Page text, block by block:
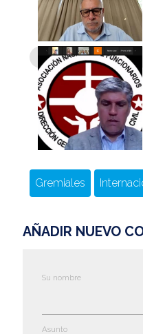
Gremiales
AÑADIR NUEVO
Su nombre
Asunto